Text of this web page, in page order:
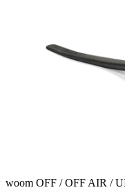
woom OFF / OFF AIR /